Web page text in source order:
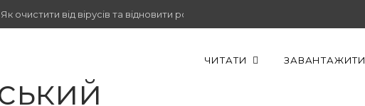
очистити від вірусів та відновити роботу.
ЧИТАТИ ЗАВАНТАЖИТИ